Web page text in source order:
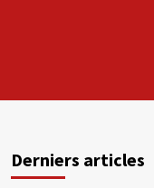
Derniers articles